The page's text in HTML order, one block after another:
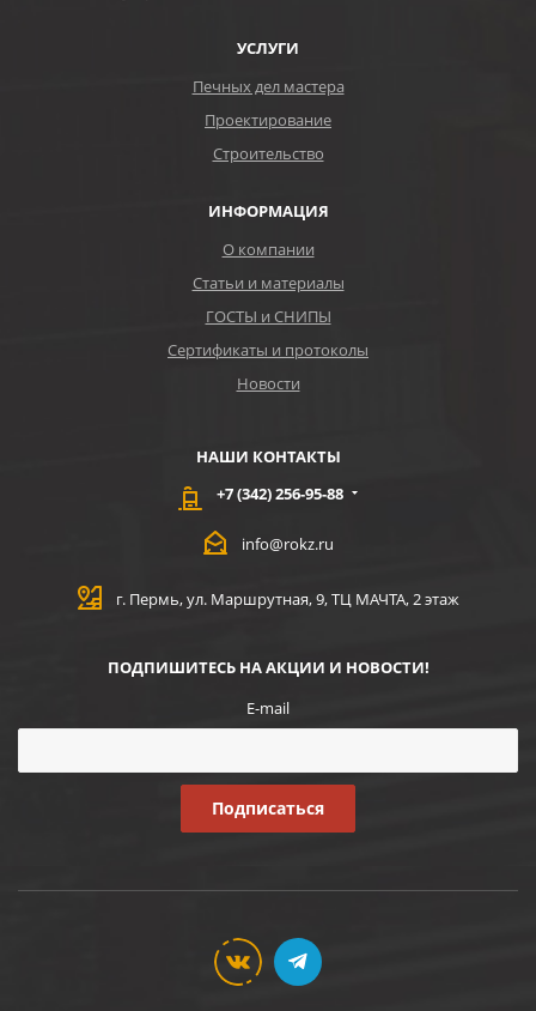
УСЛУГИ
Печных дел мастера
Проектирование
Строительство
ИНФОРМАЦИЯ
О компании
Статьи и материалы
ГОСТЫ и СНИПЫ
Сертификаты и протоколы
Новости
НАШИ КОНТАКТЫ
+7 (342) 256-95-88
info@rokz.ru
г. Пермь, ул. Маршрутная, 9, ТЦ МАЧТА, 2 этаж
ПОДПИШИТЕСЬ НА АКЦИИ И НОВОСТИ!
E-mail